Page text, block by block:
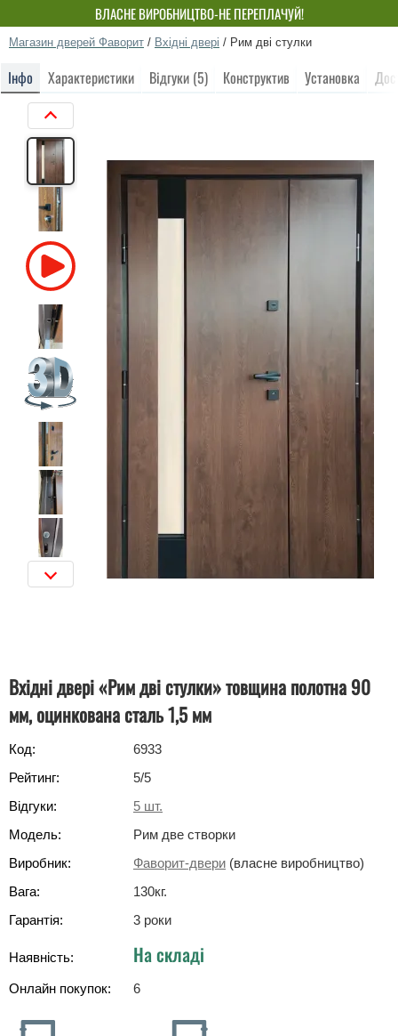
ВЛАСНЕ ВИРОБНИЦТВО-НЕ ПЕРЕПЛАЧУЙ!
Магазин дверей Фаворит / Вхідні двері / ‎Рим дві стулки
Інфо Характеристики Відгуки (5) Конструктив Установка
Вхідні двері «‎Рим дві стулки» товщина полотна 90
мм, оцинкована сталь 1,5 мм
Код:
6933
Рейтинг:
5/5
Відгуки:
5 шт.
Модель:
Рим две створки
Виробник:
Фаворит-двери (власне виробництво)
Вага:
130кг.
Гарантія:
3 роки
Наявність: На складі
Онлайн покупок: 6